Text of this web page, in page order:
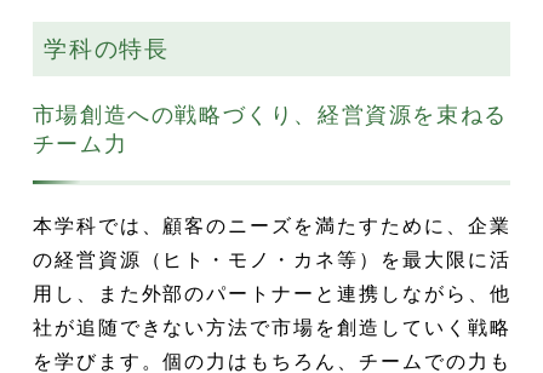
学科の特長
市場創造への戦略づくり、経営資源を束ねる
チーム力
本学科では、顧客のニーズを満たすために、企業
の経営資源（ヒト・モノ・カネ等）を最大限に活
用し、また外部のパートナーと連携しながら、他
社が追随できない方法で市場を創造していく戦略
を学びます。個の力はもちろん、チームでの力も